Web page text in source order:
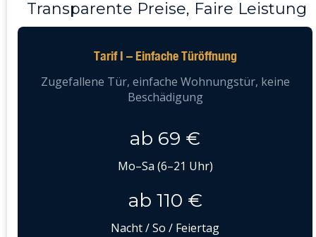
Transparente Preise, Faire Leistung
Tarif I – Einfache Türöffnung
Zugefallene Tür, einfache Wohnungstür, keine
Beschädigung
ab 69 €
Mo–Sa (6–21 Uhr)
ab 110 €
Nacht / So / Feiertag